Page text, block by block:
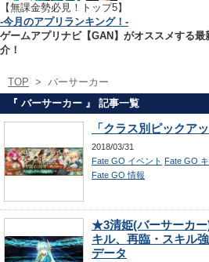
【無課金勢必見！トップ5】
-今月のアプリランキング！-
ゲームアプリナビ【GAN】がオススメする
介！
TOP > バーサーカー
『 バーサーカー 』 記事一覧
「クラス別ピックア
2018/03/31
Fate GO イベント Fate GO
Fate GO 情報
★3清姫(バーサーカ
キル、再臨・スキル
データ